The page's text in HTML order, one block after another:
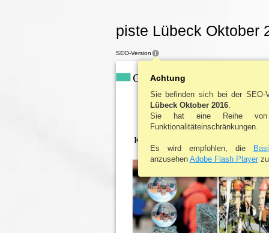
piste Lübeck Oktober
CITY NEWS
EIN GANZER MARKT FÜR
KUNSTHANDWERK UND
SEO-Version
Achtung
Sie befinden sich bei der
Lübeck Oktober 2016.
Sie hat eine Reihe von
Funktionalitäteinschränkungen.
Es wird empfohlen, die
anzusehen Adobe Flash Playerzu